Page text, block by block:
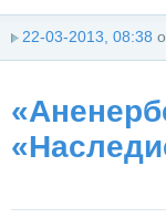
22-03-2013, 08:38